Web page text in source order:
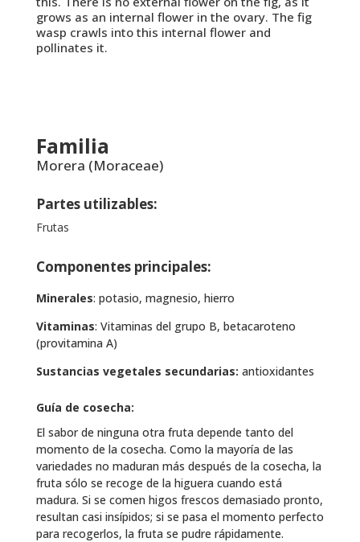
grows as an internal flower in the ovary. The fig
wasp crawls into this internal flower and
pollinates it.
Familia
Morera (Moraceae)
Partes utilizables:
Frutas
Componentes principales:
Minerales: potasio, magnesio, hierro
Vitaminas: Vitaminas del grupo B, betacaroteno
(provitamina A)
Sustancias vegetales secundarias: antioxidantes
Guía de cosecha:
El sabor de ninguna otra fruta depende tanto del
momento de la cosecha. Como la mayoría de las
variedades no maduran más después de la cosecha, la
fruta sólo se recoge de la higuera cuando está
madura. Si se comen higos frescos demasiado pronto,
resultan casi insípidos; si se pasa el momento perfecto
para recogerlos, la fruta se pudre rápidamente.